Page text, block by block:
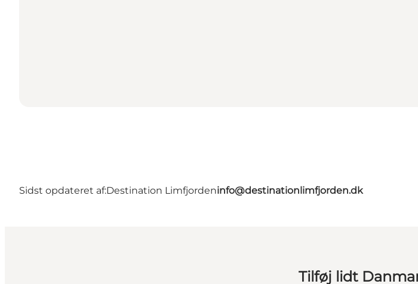
Sidst opdateret af:Destination Limfjordeninfo@destinationlimfjorden.dk
Tilføj lidt